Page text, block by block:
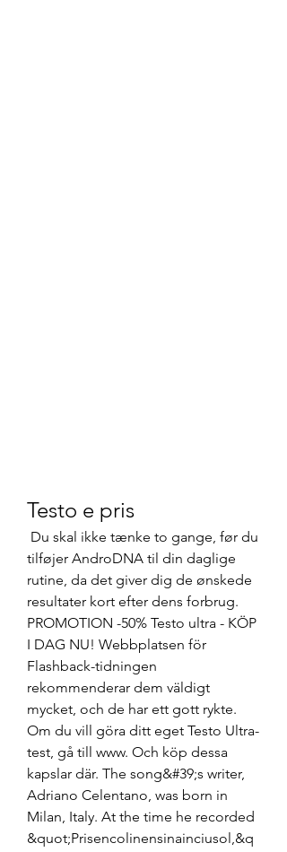
Testo e pris
tilføjer AndroDNA til din daglige
rutine, da det giver dig de ønskede
resultater kort efter dens forbrug.
PROMOTION -50% Testo ultra - KÖP
I DAG NU! Webbplatsen för
Flashback-tidningen
rekommenderar dem väldigt
mycket, och de har ett gott rykte.
Om du vill göra ditt eget Testo Ultra-
test, gå till www. Och köp dessa
kapslar där. The song&#39;s writer,
Adriano Celentano, was born in
Milan, Italy. At the time he recorded
&quot;Prisencolinensinainciusol,&q